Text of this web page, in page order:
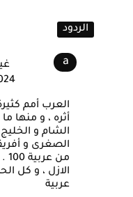
الردود
7/
العرب أمم
أثره ، و منها
الشام و
الصغرى و
الازل ، و كل
عربية